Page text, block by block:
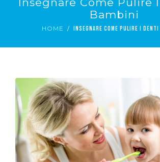
CONTATTACI
Bambini
HOME INSEGNARE COME PULIRE I